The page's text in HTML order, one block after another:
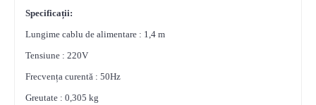
Specificații:
Lungime cablu de alimentare : 1,4 m
Tensiune : 220V
Frecvența curentă : 50Hz
Greutate : 0,305 kg